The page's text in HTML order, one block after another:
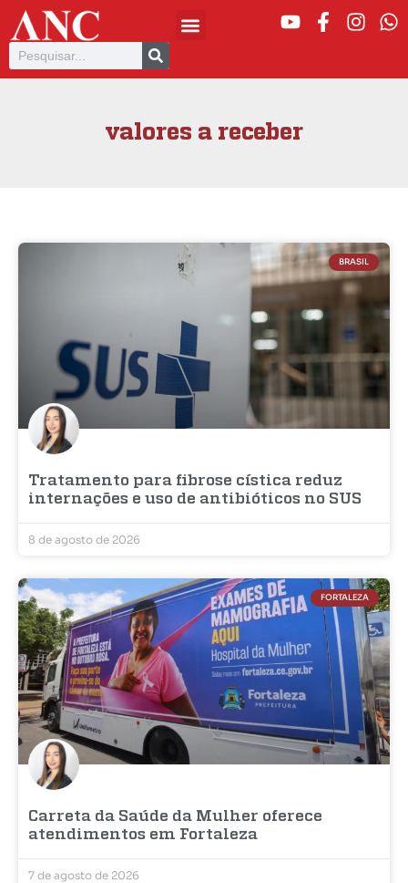
valores a receber
BRASIL
Tratamento para fibrose cística reduz
internações e uso de antibióticos no SUS
8 de agosto de 2026
FORTALEZA
Carreta da Saúde da Mulher oferece
atendimentos em Fortaleza
7 de agosto de 2026